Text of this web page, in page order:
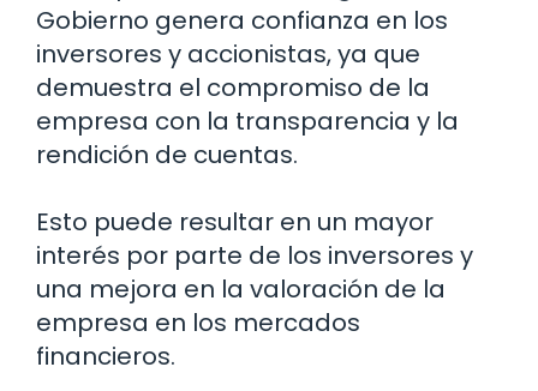
Gobierno genera confianza en los
inversores y accionistas, ya que
demuestra el compromiso de la
empresa con la transparencia y la
rendición de cuentas.
Esto puede resultar en un mayor
interés por parte de los inversores y
una mejora en la valoración de la
empresa en los mercados
financieros.